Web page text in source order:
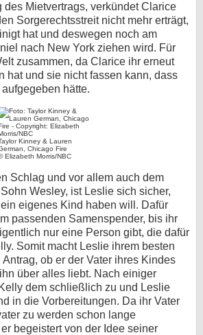
des Mietvertrags, verkündet Clarice
Sorgerechtsstreit nicht mehr erträgt,
hat und deswegen noch am
nach New York ziehen wird. Für
zusammen, da Clarice ihr erneut
hat und sie nicht fassen kann, dass
hätte.
Kinney & Lauren
Chicago Fire
Elizabeth Morris/NBC
Schlag und vor allem auch dem
Wesley, ist Leslie sich sicher,
eigenes Kind haben will. Dafür
passenden Samenspender, bis ihr
nur eine Person gibt, die dafür
Somit macht Leslie ihrem besten
ob er der Vater ihres Kindes
über alles liebt. Nach einiger
dem schließlich zu und Leslie
in die Vorbereitungen. Da ihr Vater
zu werden schon lange
begeistert von der Idee seiner